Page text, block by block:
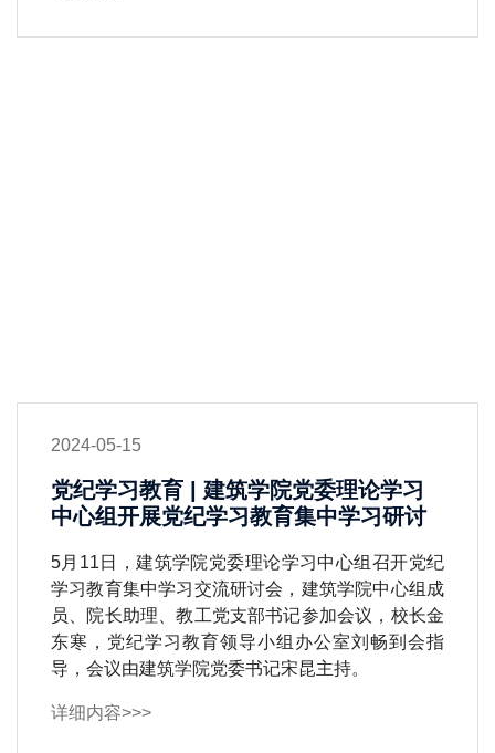
2024-05-15
党纪学习教育 | 建筑学院党委理论学习
中心组开展党纪学习教育集中学习研讨
5月11日，建筑学院党委理论学习中心组召开党纪
学习教育集中学习交流研讨会，建筑学院中心组成
员、院长助理、教工党支部书记参加会议，校长金
东寒，党纪学习教育领导小组办公室刘畅到会指
导，会议由建筑学院党委书记宋昆主持。
详细内容>>>